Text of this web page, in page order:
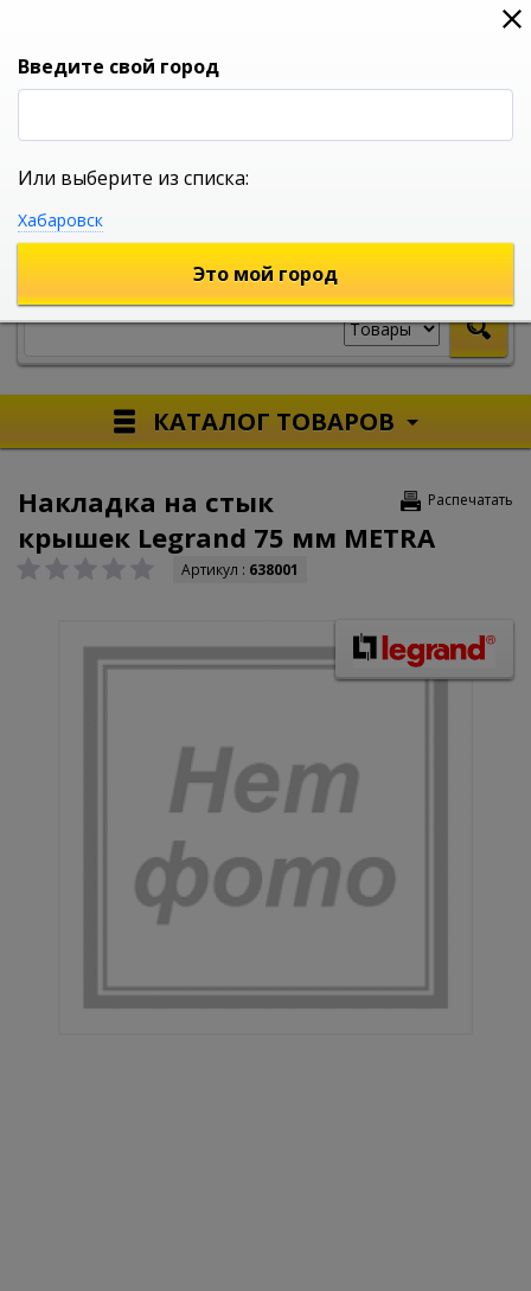
0
УНИВЕРСАЛЬНЫЙ ИНТЕРНЕТ МАГАЗИН
КАТАЛОГ ТОВАРОВ
Распечатать
Накладка на стык
крышек Legrand 75 мм METRA
Артикул : 638001
Введите свой город
Или выберите из списка:
Хабаровск
Это мой город